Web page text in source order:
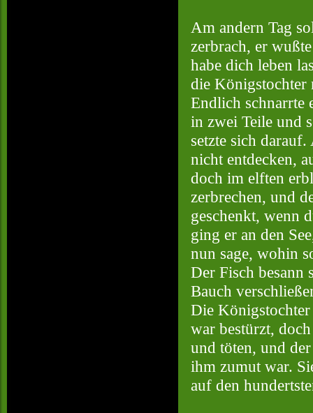
Am andern Tag
zerbrach, er
habe dich leben
die Königstochter
Endlich schnarrte
in zwei Teile und
setzte sich
nicht entdecken,
doch im elften
zerbrechen, und
geschenkt, wenn
ging er an den
nun sage, wohin
Der Fisch
Bauch
Die
war bestürzt,
und töten, und
ihm zumut war.
auf den